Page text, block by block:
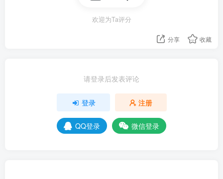
欢迎为Ta评分
分享 收藏
请登录后发表评论
登录 注册
QQ登录 微信登录